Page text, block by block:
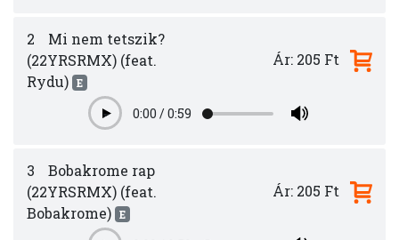
2
Mi nem tetszik?
(22YRSRMX) (feat.
Rydu) E
Play0:00 /0:59
Ár: 205 Ft
3
Bobakrome rap
(22YRSRMX) (feat.
Bobakrome) E
Ár: 205 Ft